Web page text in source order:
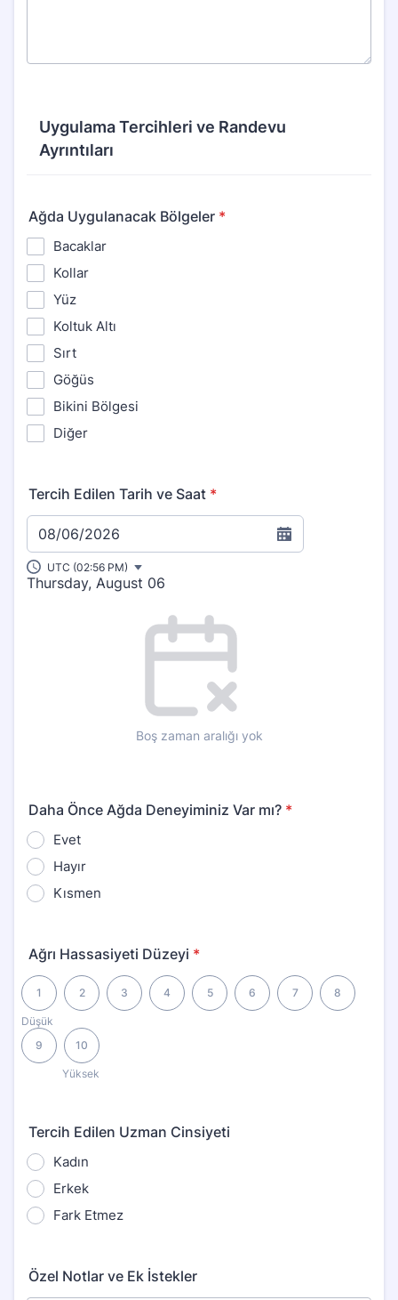
Uygulama Tercihleri ve Randevu
Ayrıntıları
Ağda Uygulanacak Bölgeler *
Bacaklar
Kollar
Yüz
Koltuk Altı
Sırt
Göğüs
Bikini Bölgesi
Diğer
Tercih Edilen Tarih ve Saat *
08/06/2026
Thursday, August 06
Boş zaman aralığı yok
UTC (02:56 PM)
Daha Önce Ağda Deneyiminiz Var mı? *
Evet
Hayır
Kısmen
Ağrı Hassasiyeti Düzeyi *
Düşük
1 2 3 4 5 6 7 8
9
Yüksek
10
1 is Düşük, 10 is Yüksek
Tercih Edilen Uzman Cinsiyeti
Kadın
Erkek
Fark Etmez
Özel Notlar ve Ek İstekler